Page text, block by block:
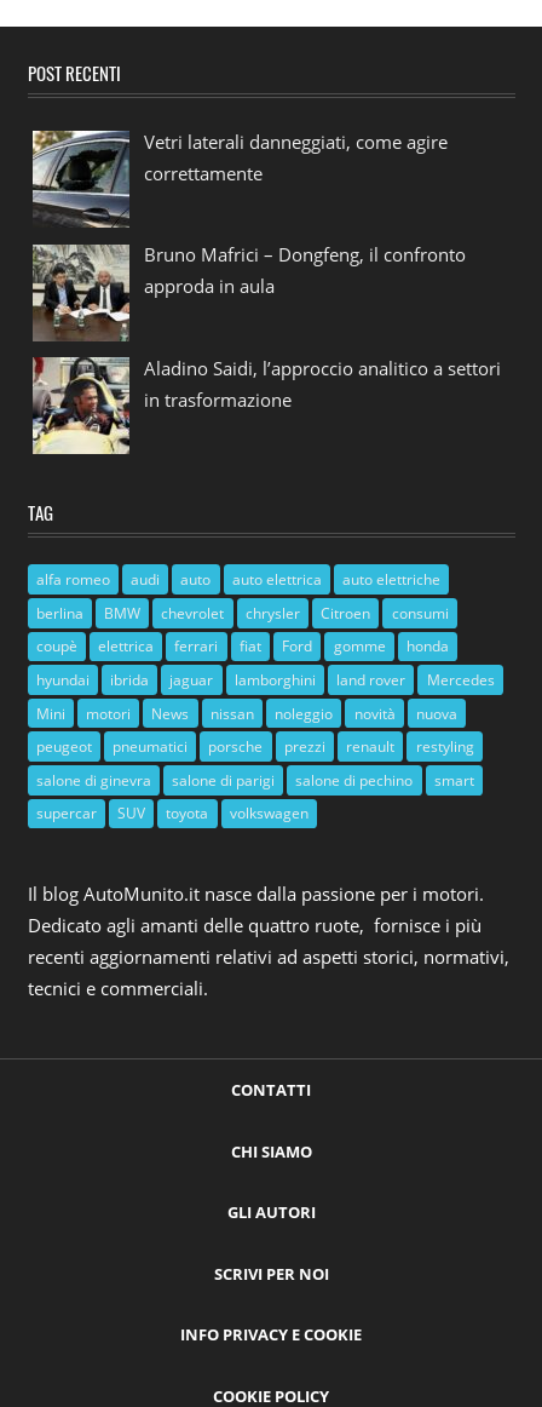
POST RECENTI
Vetri laterali danneggiati, come agire
correttamente
Bruno Mafrici – Dongfeng, il confronto
approda in aula
Aladino Saidi, l’approccio analitico a settori
in trasformazione
TAG
alfa romeo audi auto auto elettrica
auto elettriche
berlina
BMW chevrolet chrysler Citroen
consumi
coupè
elettrica ferrari fiat Ford gomme
honda
hyundai
ibrida jaguar lamborghini land rover
Mercedes
Mini
motori News nissan noleggio novità
nuova
peugeot
pneumatici porsche prezzi renault
restyling
salone di ginevra
salone di parigi salone di pechino
smart
supercar
SUV toyota volkswagen
Il blog AutoMunito.it nasce dalla passione per i motori.
Dedicato agli amanti delle quattro ruote, fornisce i più
recenti aggiornamenti relativi ad aspetti storici, normativi,
tecnici e commerciali.
CONTATTI
CHI SIAMO
GLI AUTORI
SCRIVI PER NOI
INFO PRIVACY E COOKIE
COOKIE POLICY